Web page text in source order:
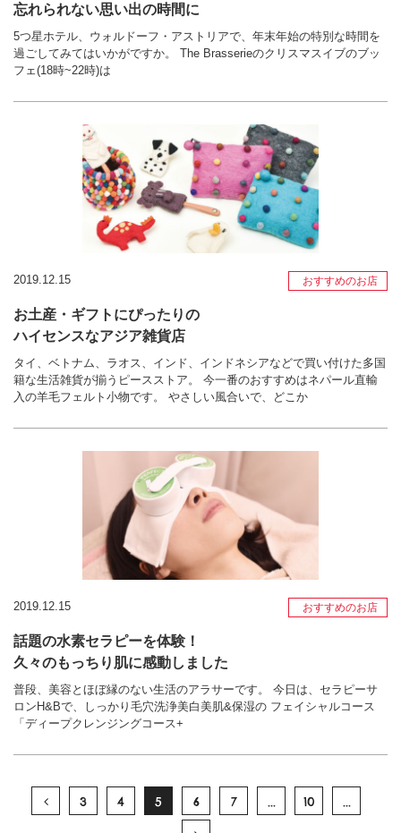
忘れられない思い出の時間に
5つ星ホテル、ウォルドーフ・アストリアで、年末年始の特別な時間を
過ごしてみてはいかがですか。 The Brasserieのクリスマスイブのブッ
フェ(18時~22時)は
2019.12.15 おすすめのお店
お土産・ギフトにぴったりの
ハイセンスなアジア雑貨店
タイ、ベトナム、ラオス、インド、インドネシアなどで買い付けた多国
籍な生活雑貨が揃うピースストア。 今一番のおすすめはネパール直輸
入の羊毛フェルト小物です。 やさしい風合いで、どこか
2019.12.15 おすすめのお店
話題の水素セラピーを体験！
久々のもっちり肌に感動しました
普段、美容とほぼ縁のない生活のアラサーです。 今日は、セラピーサ
ロンH&Bで、しっかり毛穴洗浄美白美肌&保湿の フェイシャルコース
「ディープクレンジングコース+
3 4 5 6 7 ... 10 ...